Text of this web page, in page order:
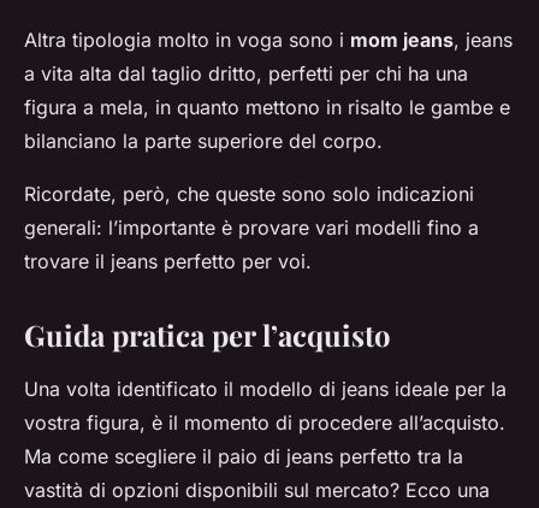
Altra tipologia molto in voga sono i mom jeans, jeans
a vita alta dal taglio dritto, perfetti per chi ha una
figura a mela, in quanto mettono in risalto le gambe e
bilanciano la parte superiore del corpo.
Ricordate, però, che queste sono solo indicazioni
generali: l’importante è provare vari modelli fino a
trovare il jeans perfetto per voi.
Guida pratica per l’acquisto
Una volta identificato il modello di jeans ideale per la
vostra figura, è il momento di procedere all’acquisto.
Ma come scegliere il paio di jeans perfetto tra la
vastità di opzioni disponibili sul mercato? Ecco una